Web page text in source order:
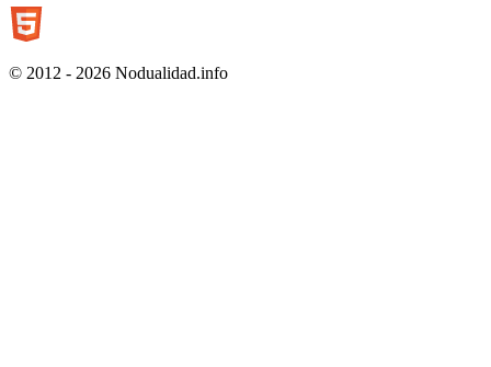
© 2012 - 2026 Nodualidad.info